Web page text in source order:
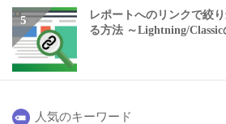
レポートへのリンクで絞
る方法 ～Lightning/
人気のキーワード